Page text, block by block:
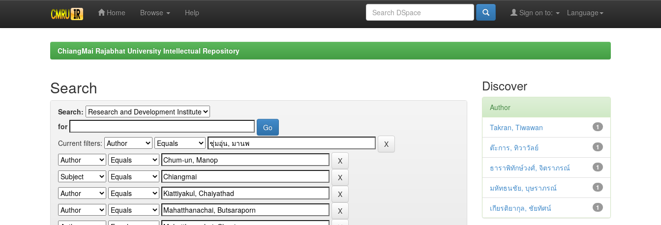
Home Browse Help Language
Sign on to:
ChiangMai Rajabhat University Intellectual Repository
Search
Search:
for
Current filters:
Discover
Author
1
Takran, Tiwawan
1
ต๊ะการ, ทิวาวัลย์
1
ธาราพิทักษ์วงศ์, จิตราภรณ์
1
มหัทธนชัย, บุษราภรณ์
1
เกียรติยากุล, ชัยทัศน์